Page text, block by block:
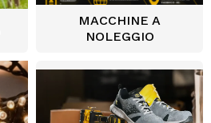
MACCHINE A
NOLEGGIO